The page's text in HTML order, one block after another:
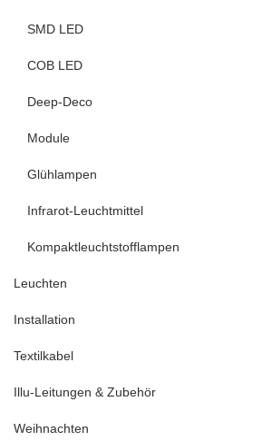
SMD LED
COB LED
Deep-Deco
Module
Glühlampen
Infrarot-Leuchtmittel
Kompaktleuchtstofflampen
Leuchten
Installation
Textilkabel
Illu-Leitungen & Zubehör
Weihnachten